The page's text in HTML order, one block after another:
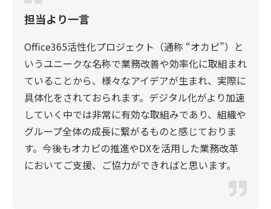
担当より一言
Office365活性化プロジェクト（通称 “オカピ”）と
いうユニークな名称で業務改善や効率化に取組まれ
ていることから、様々なアイデアが生まれ、実際に
具体化をされておられます。デジタル化がより加速
していく中では非常に有効な取組みであり、組織や
グループ全体の成長に繋がるものと感じておりま
す。今後もオカピの推進やDXを活用した業務改革
においてご支援、ご協力ができればと思います。